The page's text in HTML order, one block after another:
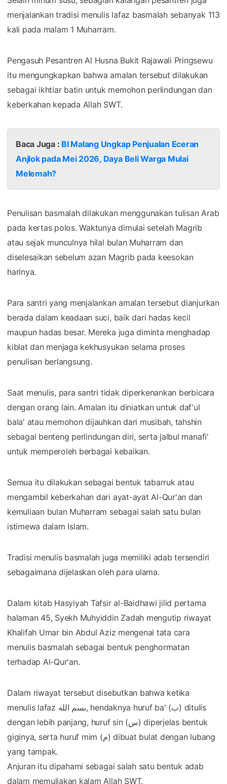
menjalankan tradisi menulis lafaz basmalah sebanyak 113
kali pada malam 1 Muharram.
Pengasuh Pesantren Al Husna Bukit Rajawali Pringsewu
itu mengungkapkan bahwa amalan tersebut dilakukan
sebagai ikhtiar batin untuk memohon perlindungan dan
keberkahan kepada Allah SWT.
Baca Juga : BI Malang Ungkap Penjualan Eceran
Anjlok pada Mei 2026, Daya Beli Warga Mulai
Melemah?
Penulisan basmalah dilakukan menggunakan tulisan Arab
pada kertas polos. Waktunya dimulai setelah Magrib
atau sejak munculnya hilal bulan Muharram dan
diselesaikan sebelum azan Magrib pada keesokan
harinya.
Para santri yang menjalankan amalan tersebut dianjurkan
berada dalam keadaan suci, baik dari hadas kecil
maupun hadas besar. Mereka juga diminta menghadap
kiblat dan menjaga kekhusyukan selama proses
penulisan berlangsung.
Saat menulis, para santri tidak diperkenankan berbicara
dengan orang lain. Amalan itu diniatkan untuk daf'ul
bala' atau memohon dijauhkan dari musibah, tahshin
sebagai benteng perlindungan diri, serta jalbul manafi'
untuk memperoleh berbagai kebaikan.
Semua itu dilakukan sebagai bentuk tabarruk atau
mengambil keberkahan dari ayat-ayat Al-Qur'an dan
kemuliaan bulan Muharram sebagai salah satu bulan
istimewa dalam Islam.
Tradisi menulis basmalah juga memiliki adab tersendiri
sebagaimana dijelaskan oleh para ulama.
Dalam kitab Hasyiyah Tafsir al-Baidhawi jilid pertama
halaman 45, Syekh Muhyiddin Zadah mengutip riwayat
Khalifah Umar bin Abdul Aziz mengenai tata cara
menulis basmalah sebagai bentuk penghormatan
terhadap Al-Qur'an.
Dalam riwayat tersebut disebutkan bahwa ketika
menulis lafaz بسم الله, hendaknya huruf ba' (ب) ditulis
dengan lebih panjang, huruf sin (س) diperjelas bentuk
giginya, serta huruf mim (م) dibuat bulat dengan lubang
yang tampak.
Anjuran itu dipahami sebagai salah satu bentuk adab
dalam memuliakan kalam Allah SWT.